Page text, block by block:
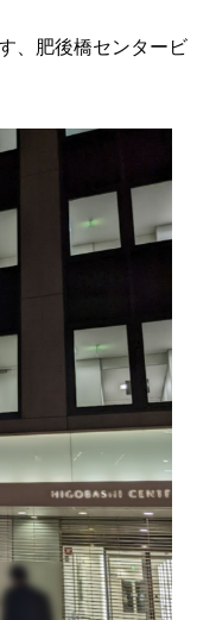
、肥後橋センタービ